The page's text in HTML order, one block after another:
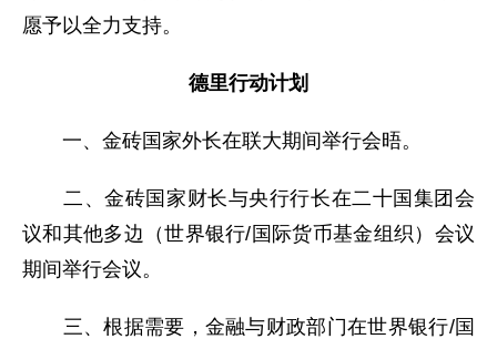
愿予以全力支持。
德里行动计划
一、金砖国家外长在联大期间举行会晤。
二、金砖国家财长与央行行长在二十国集团会
议和其他多边（世界银行/国际货币基金组织）会议
期间举行会议。
三、根据需要，金融与财政部门在世界银行/国